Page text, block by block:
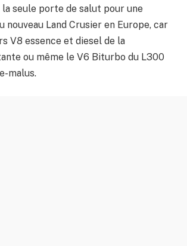
la seule porte de salut pour une
nouveau Land Crusier en Europe, car
V8 essence et diesel de la
ou même le V6 Biturbo du L300
malus.